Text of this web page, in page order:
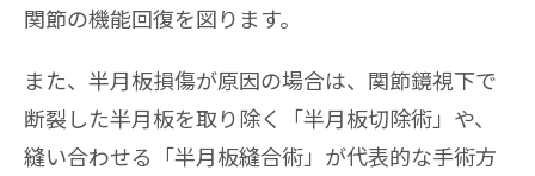
関節の機能回復を図ります。
また、半月板損傷が原因の場合は、関節鏡視下で
断裂した半月板を取り除く「半月板切除術」や、
縫い合わせる「半月板縫合術」が代表的な手術方